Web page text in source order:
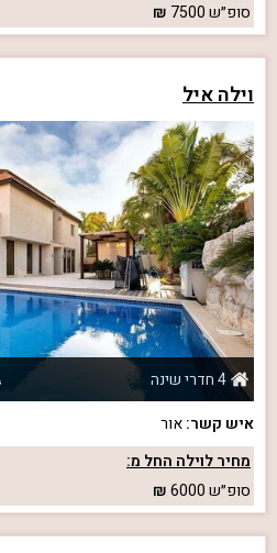
סופ״ש7500
וילה איל
4 חדרי שינה
איש קשר:אור
מחיר לוילה החל מ:
סופ״ש6000